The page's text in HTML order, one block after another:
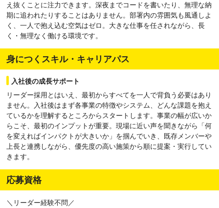
え抜くことに注力できます。深夜までコードを書いたり、無理な納
期に追われたりすることはありません。部署内の雰囲気も風通しよ
く、一人で抱え込む空気はゼロ。大きな仕事を任されながら、長
く・無理なく働ける環境です。
身につくスキル・キャリアパス
入社後の成長サポート
リーダー採用とはいえ、最初からすべてを一人で背負う必要はあり
ません。入社後はまず各事業の特徴やシステム、どんな課題を抱え
ているかを理解するところからスタートします。事業の幅が広いか
らこそ、最初のインプットが重要。現場に近い声を聞きながら「何
を変えればインパクトが大きいか」を掴んでいき、既存メンバーや
上長と連携しながら、優先度の高い施策から順に提案・実行してい
きます。
応募資格
＼リーダー経験不問／